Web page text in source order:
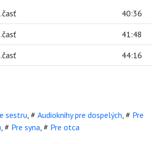
40:36
41:48
44:16
sestru # Audioknihy pre dospelých # Pre
# Pre syna # Pre otca